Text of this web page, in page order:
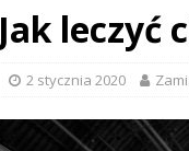
Jak leczyć
2 stycznia 2020